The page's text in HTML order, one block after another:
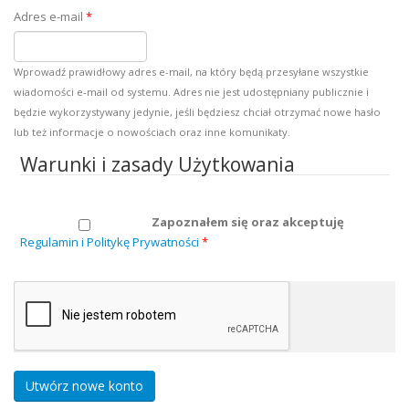
Adres e-mail *
Wprowadź prawidłowy adres e-mail, na który będą przesyłane wszystkie
wiadomości e-mail od systemu. Adres nie jest udostępniany publicznie i
będzie wykorzystywany jedynie, jeśli będziesz chciał otrzymać nowe hasło
lub też informacje o nowościach oraz inne komunikaty.
Warunki i zasady Użytkowania
Zapoznałem się oraz akceptuję
Regulamin i Politykę Prywatności *